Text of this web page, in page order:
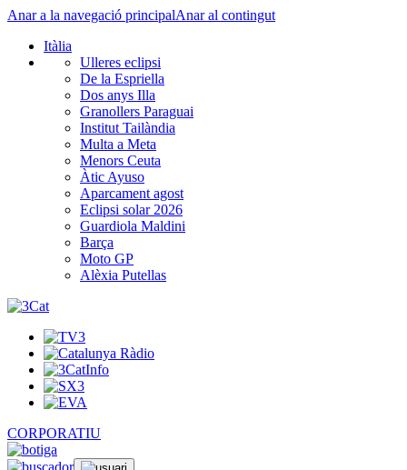
Anar a la navegació principalAnar al contingut
Itàlia
Ulleres eclipsi
De la Espriella
Dos anys Illa
Granollers Paraguai
Institut Tailàndia
Multa a Meta
Menors Ceuta
Àtic Ayuso
Aparcament agost
Eclipsi solar 2026
Guardiola Maldini
Barça
Moto GP
Alèxia Putellas
CORPORATIU